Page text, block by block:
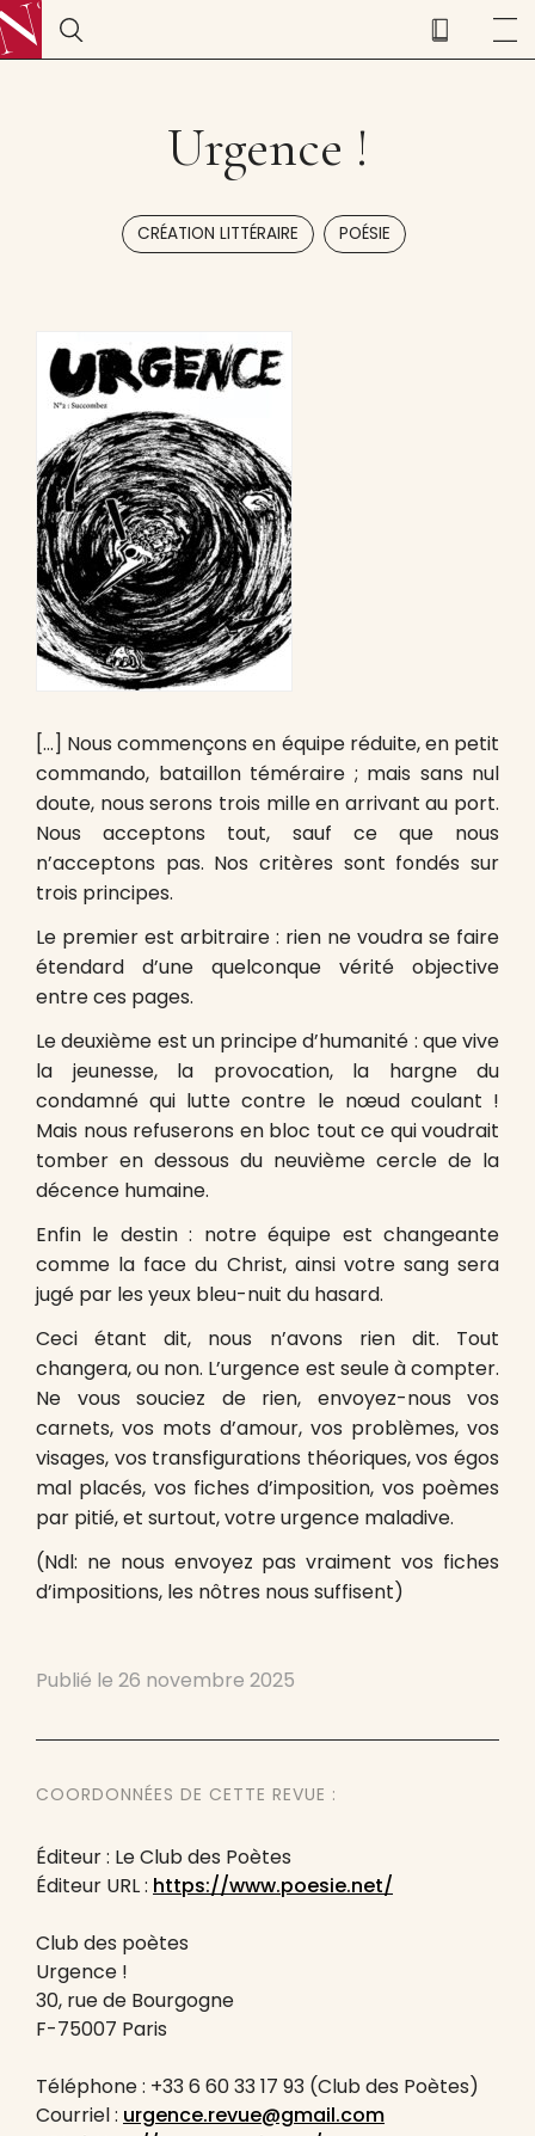
Urgence !
CRÉATION LITTÉRAIRE , POÉSIE
[…] Nous commençons en équipe réduite, en petit
commando, bataillon téméraire ; mais sans nul
doute, nous serons trois mille en arrivant au port.
Nous acceptons tout, sauf ce que nous
n’acceptons pas. Nos critères sont fondés sur
trois principes.
Le premier est arbitraire : rien ne voudra se faire
étendard d’une quelconque vérité objective
entre ces pages.
Le deuxième est un principe d’humanité : que vive
la jeunesse, la provocation, la hargne du
condamné qui lutte contre le nœud coulant !
Mais nous refuserons en bloc tout ce qui voudrait
tomber en dessous du neuvième cercle de la
décence humaine.
Enfin le destin : notre équipe est changeante
comme la face du Christ, ainsi votre sang sera
jugé par les yeux bleu-nuit du hasard.
Ceci étant dit, nous n’avons rien dit. Tout
changera, ou non. L’urgence est seule à compter.
Ne vous souciez de rien, envoyez-nous vos
carnets, vos mots d’amour, vos problèmes, vos
visages, vos transfigurations théoriques, vos égos
mal placés, vos fiches d’imposition, vos poèmes
par pitié, et surtout, votre urgence maladive.
(Ndl: ne nous envoyez pas vraiment vos fiches
d’impositions, les nôtres nous suffisent)
Publié le 26 novembre 2025
COORDONNÉES DE CETTE REVUE :
Éditeur : Le Club des Poètes
Éditeur URL : https://www.poesie.net/
Club des poètes
Urgence !
30, rue de Bourgogne
F-75007 Paris
Téléphone : +33 6 60 33 17 93 (Club des Poètes)
Courriel : urgence.revue@gmail.com